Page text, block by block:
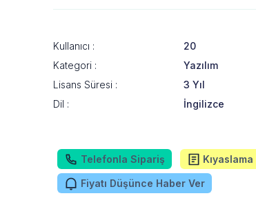
Kullanıcı :
20
Kategori :
Yazılım
Lisans Süresi :
3 Yıl
Dil :
İngilizce
Telefonla Sipariş
Fiyatı Düşünce Haber Ver